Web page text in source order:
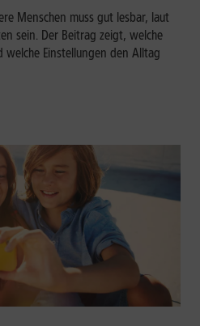
Menschen muss gut lesbar, laut
sein. Der Beitrag zeigt, welche
welche Einstellungen den Alltag